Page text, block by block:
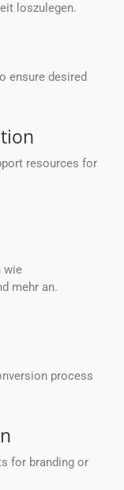
loszulegen.
ensure desired
resources for
wie
mehr an.
process
for branding or